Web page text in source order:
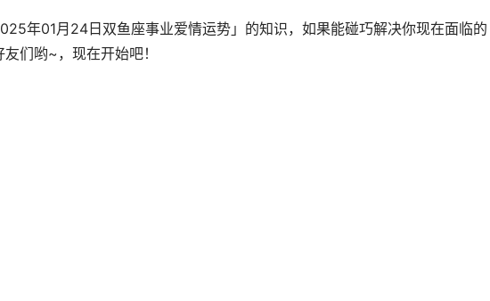
年01月24日双鱼座事业爱情运势」的知识，如果能碰巧解决你现在面临的
们哟~，现在开始吧！